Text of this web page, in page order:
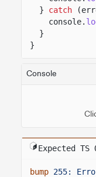
}
catch
console.
}
}
Console
Expected TS
bump 255: